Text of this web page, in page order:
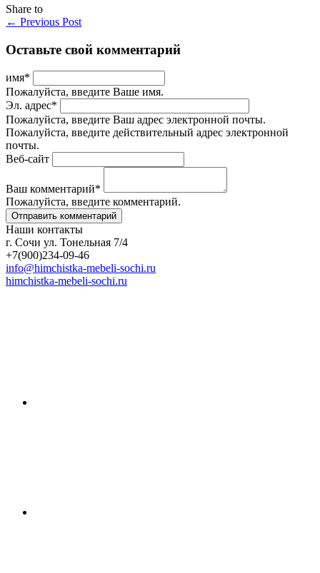
Share to
← Previous Post
Оставьте свой комментарий
имя*
Пожалуйста, введите Ваше имя.
Эл. адрес*
Пожалуйста, введите Ваш адрес электронной почты.
Пожалуйста, введите действительный адрес электронной
почты.
Веб-сайт
Ваш комментарий*
Пожалуйста, введите комментарий.
Наши контакты
г. Сочи ул. Тонельная 7/4
+7(900)234-09-46
info@himchistka-mebeli-sochi.ru
himchistka-mebeli-sochi.ru